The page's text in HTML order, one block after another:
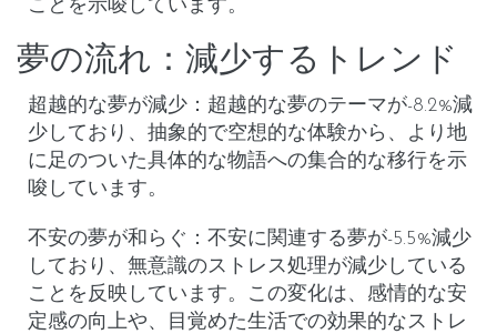
ことを示唆しています。
夢の流れ：減少するトレンド
超越的な夢が減少 ：超越的な夢のテーマが-8.2%減
少しており、抽象的で空想的な体験から、より地
に足のついた具体的な物語への集合的な移行を示
唆しています。
不安の夢が和らぐ ：不安に関連する夢が-5.5%減少
しており、無意識のストレス処理が減少している
ことを反映しています。この変化は、感情的な安
定感の向上や、目覚めた生活での効果的なストレ